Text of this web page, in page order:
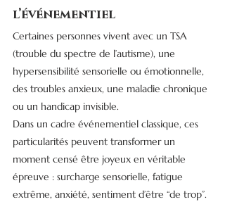
l’événementiel
Certaines personnes vivent avec un TSA
(trouble du spectre de l’autisme), une
hypersensibilité sensorielle ou émotionnelle,
des troubles anxieux, une maladie chronique
ou un handicap invisible.
Dans un cadre événementiel classique, ces
particularités peuvent transformer un
moment censé être joyeux en véritable
épreuve : surcharge sensorielle, fatigue
extrême, anxiété, sentiment d’être “de trop”.